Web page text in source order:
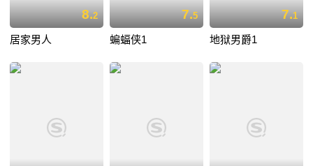
8.2
居家男人
7.5
蝙蝠侠1
7.1
地狱男爵1